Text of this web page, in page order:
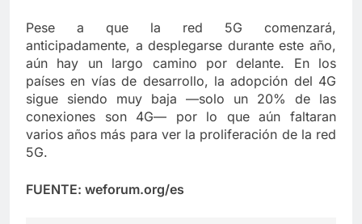
Pese a que la red 5G comenzará,
anticipadamente, a desplegarse durante este año,
aún hay un largo camino por delante. En los
países en vías de desarrollo, la adopción del 4G
sigue siendo muy baja —solo un 20% de las
conexiones son 4G— por lo que aún faltaran
varios años más para ver la proliferación de la red
5G.
FUENTE: weforum.org/es